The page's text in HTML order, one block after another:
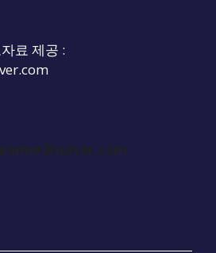
료 제공 :